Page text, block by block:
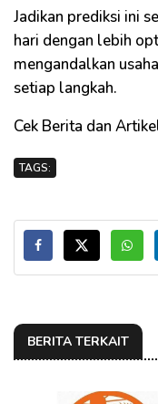
Jadikan prediksi ini
hari dengan lebih
mengandalkan
setiap langkah.
Cek Berita dan
TAGS:
BERITA TERKAIT